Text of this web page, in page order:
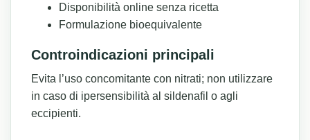
Disponibilità online senza ricetta
Formulazione bioequivalente
Controindicazioni principali
Evita l’uso concomitante con nitrati; non utilizzare
in caso di ipersensibilità al sildenafil o agli
eccipienti.